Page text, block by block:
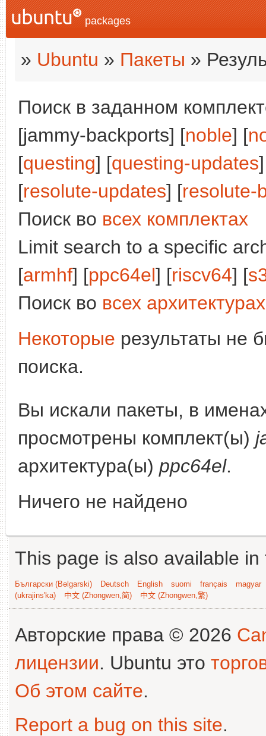
packages
» Ubuntu » Пакеты »
Поиск в заданном
[jammy-backports] [noble] [
[questing] [questing-updates
[resolute-updates] [resolute-
Поиск во всех комплектах
Limit search to a specific
[armhf] [ppc64el] [riscv64] [
Поиск во всех архитектурах
Некоторые результаты не
поиска.
Вы искали пакеты, в
просмотрены комплект(ы)
архитектура(ы) ppc64el.
Ничего не найдено
This page is also available
Български (Bəlgarski) Deutsch English suomi français
magyar
(ukrajins'ka)
中文 (Zhongwen,简) 中文 (Zhongwen,繁)
Авторские права © 2026
лицензии. Ubuntu это
Об этом сайте.
Report a bug on this site.